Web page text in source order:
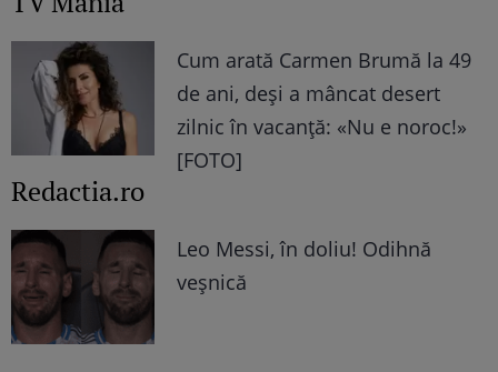
Cum arată Carmen Brumă la 49
de ani, deși a mâncat desert
zilnic în vacanță: «Nu e noroc!»
[FOTO]
Redactia.ro
Leo Messi, în doliu! Odihnă
veșnică